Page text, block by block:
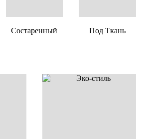
Состаренный Под Ткань